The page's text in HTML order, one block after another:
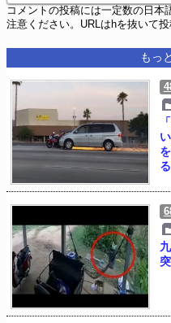
コメントの投稿には一定数の日本
注意ください。URLはhを抜いて
もっ